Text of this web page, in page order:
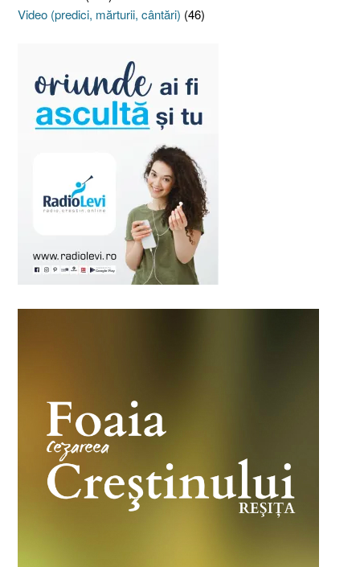
Video (predici, mărturii, cântări) (46)